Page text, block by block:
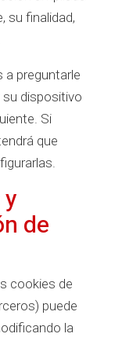
su finalidad,
a preguntarle
dispositivo
Si
que
de
cookies de
puede
la